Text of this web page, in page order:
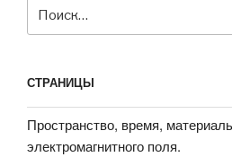
СТРАНИЦЫ
Пространство, время,
электромагнитного поля.